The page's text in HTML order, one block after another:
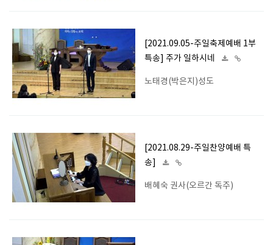
[2021.09.05-주일축제예배 1부
특송] 주가 일하시네
노태경(박은지)성도
[2021.08.29-주일찬양예배 특
송]
배혜숙 권사(오르간 독주)